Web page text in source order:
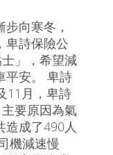
步向寒冬，
卑詩保險公
」，希望減
平安。 卑詩
11月，卑詩
要原因為氣
造成了490人
機減速慢